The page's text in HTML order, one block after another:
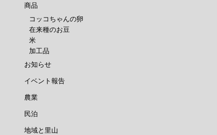
商品
コッコちゃんの卵
在来種のお豆
米
加工品
お知らせ
イベント報告
農業
民泊
地域と里山